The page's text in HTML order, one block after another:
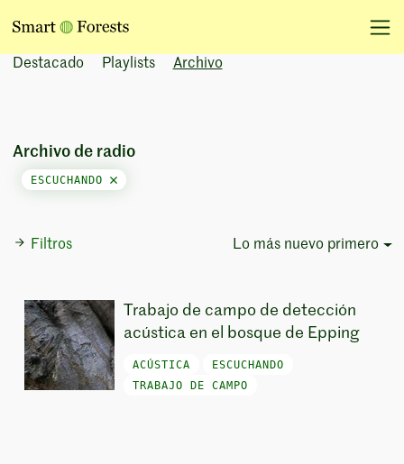
Destacado Playlists Archivo
Filtros Lo más nuevo primero
Archivo de radio
ESCUCHANDO
Trabajo de campo de detección
acústica en el bosque de Epping
ACÚSTICA
ESCUCHANDO
TRABAJO DE CAMPO